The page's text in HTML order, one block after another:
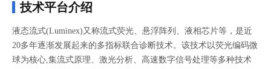
技术平台介绍
液态流式(Luminex)又称流式荧光、悬浮阵列、液相芯片等，是近
20多年逐渐发展起来的多指标联合诊断技术。该技术以荧光编码微
球为核心,集流式原理、激光分析、高速数字信号处理等多种技术